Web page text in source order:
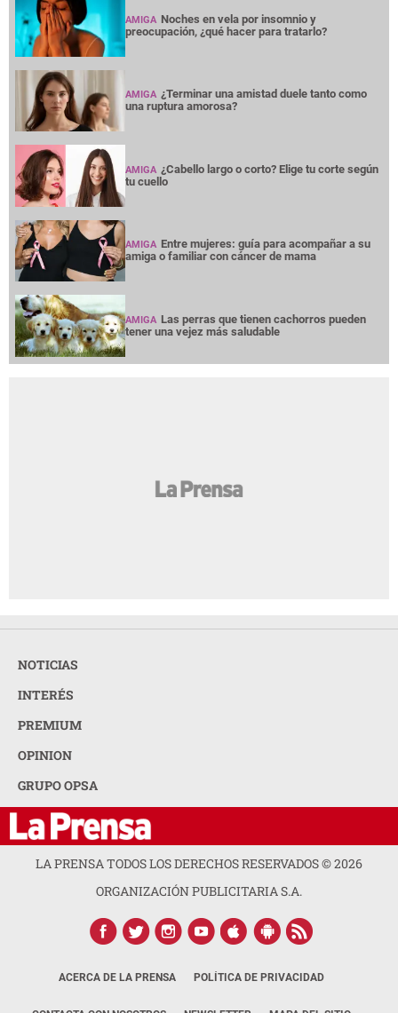
AMIGA Noches en vela por insomnio y
preocupación, ¿qué hacer para tratarlo?
AMIGA ¿Terminar una amistad duele tanto como
una ruptura amorosa?
AMIGA ¿Cabello largo o corto? Elige tu corte según
tu cuello
AMIGA Entre mujeres: guía para acompañar a su
amiga o familiar con cáncer de mama
AMIGA Las perras que tienen cachorros pueden
tener una vejez más saludable
NOTICIAS
INTERÉS
PREMIUM
OPINION
GRUPO OPSA
LA PRENSA TODOS LOS DERECHOS RESERVADOS ©2026
ORGANIZACIÓN PUBLICITARIA S.A.
ACERCA DE LA PRENSA POLÍTICA DE PRIVACIDAD